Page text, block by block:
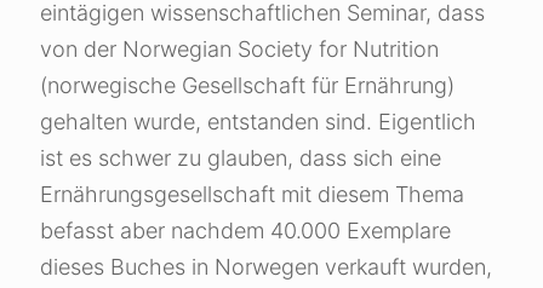
eintägigen wissenschaftlichen Seminar, dass
von der Norwegian Society for Nutrition
(norwegische Gesellschaft für Ernährung)
gehalten wurde, entstanden sind. Eigentlich
ist es schwer zu glauben, dass sich eine
Ernährungsgesellschaft mit diesem Thema
befasst aber nachdem 40.000 Exemplare
dieses Buches in Norwegen verkauft wurden,